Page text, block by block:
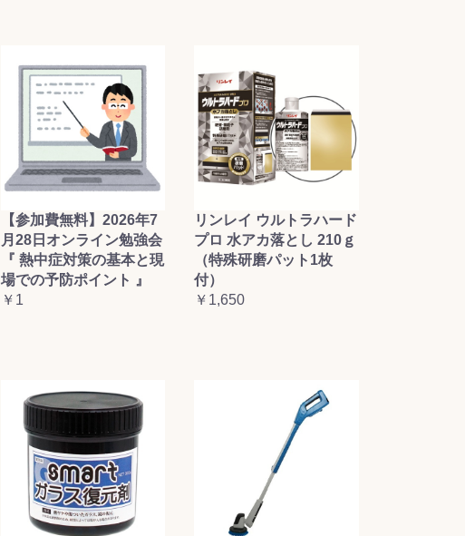
【参加費無料】2026年7
月28日オンライン勉強会
『 熱中症対策の基本と現
場での予防ポイント 』
￥1
リンレイ ウルトラハード
プロ 水アカ落とし 210ｇ
（特殊研磨パット1枚
付）
￥1,650